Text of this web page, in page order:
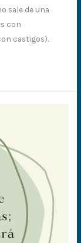
sale de una
con
castigos).